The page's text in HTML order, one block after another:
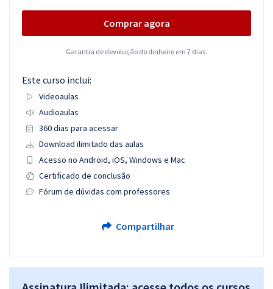
Comprar agora
Garantia de devolução do dinheiro em 7 dias.
Este curso inclui:
Videoaulas
Audioaulas
360 dias para acessar
Download ilimitado das aulas
Acesso no Android, iOS, Windows e Mac
Certificado de conclusão
Fórum de dúvidas com professores
Compartilhar